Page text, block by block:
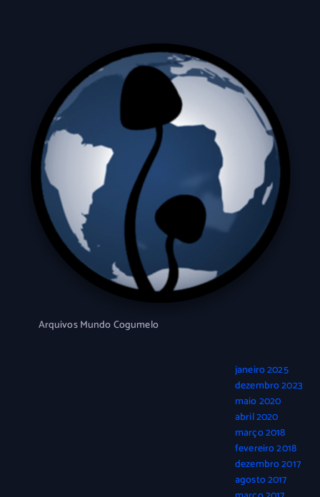
Arquivos Mundo Cogumelo
janeiro 2025
dezembro 2023
maio 2020
abril 2020
março 2018
fevereiro 2018
dezembro 2017
agosto 2017